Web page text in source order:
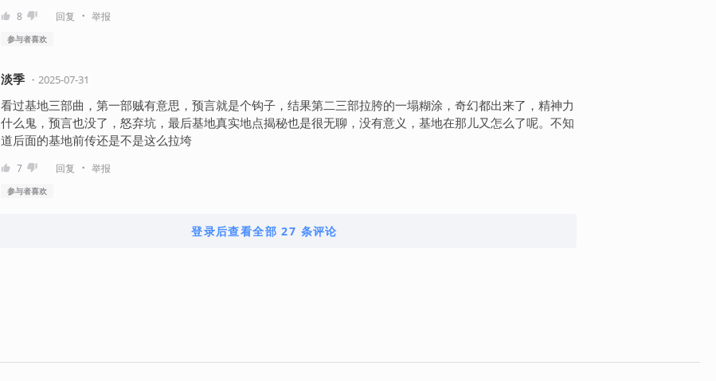
8 回复 ・ 举报
参与者喜欢
淡季 ・ 2025-07-31
看过基地三部曲，第一部贼有意思，预言就是个钩子，结果第二三部拉胯的一塌糊涂，奇幻都出来了，精神力
什么鬼，预言也没了，怒弃坑，最后基地真实地点揭秘也是很无聊，没有意义，基地在那儿又怎么了呢。不知
道后面的基地前传还是不是这么拉垮
7 回复 ・ 举报
参与者喜欢
登录后查看全部 27 条评论